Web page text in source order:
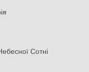
Сотні